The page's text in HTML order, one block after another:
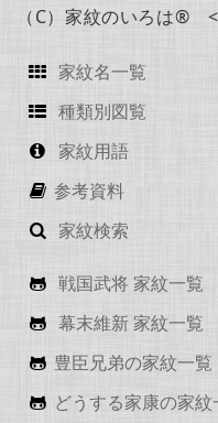
（C）家紋のいろは®
家紋名一覧
種類別図覧
家紋用語
参考資料
家紋検索
戦国武将 家紋一覧
幕末維新 家紋一覧
豊臣兄弟の家紋一覧
どうする家康の家紋